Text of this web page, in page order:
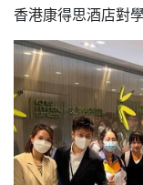
香港康得思酒店對